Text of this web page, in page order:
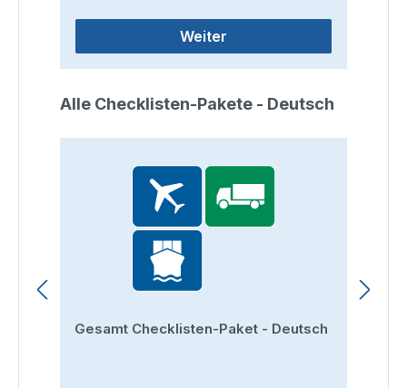
Weiter
Produktgalerie überspringen
Alle Checklisten-Pakete - Deutsch
Gesamt Checklisten-Paket - Deutsch